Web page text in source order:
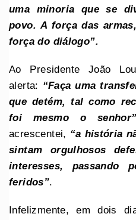
uma minoria que se
povo. A força das
força do diálogo”.
Ao Presidente João
alerta: “Faça uma
que detém, tal como
foi mesmo o senhor”
acrescentei, “a história
sintam orgulhosos
interesses,
feridos”.
Infelizmente, em dois